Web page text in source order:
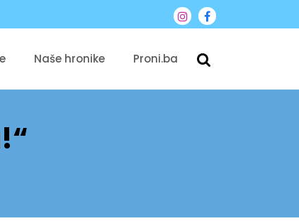
Naše hronike Proni.ba